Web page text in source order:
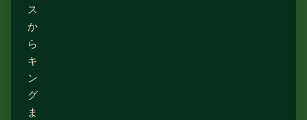
ス
か
ら
キ
ン
グ
ま